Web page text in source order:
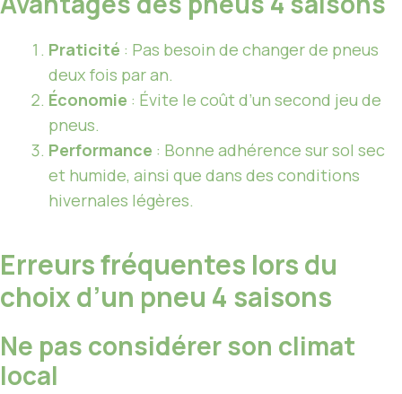
Praticité : Pas besoin de changer de pneus
deux fois par an.
Économie : Évite le coût d’un second jeu de
pneus.
Performance : Bonne adhérence sur sol sec
et humide, ainsi que dans des conditions
hivernales légères.
Erreurs fréquentes lors du
choix d’un pneu 4 saisons
Ne pas considérer son climat
local